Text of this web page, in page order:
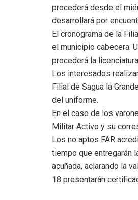
procederá desde el
desarrollará por
El cronograma de la
el municipio cabecera.
procederá la
Los interesados
Filial de Sagua la
del uniforme.
En el caso de los
Militar Activo y su
Los no aptos FAR
tiempo que entregarán
acuñada, aclarando la
18 presentarán